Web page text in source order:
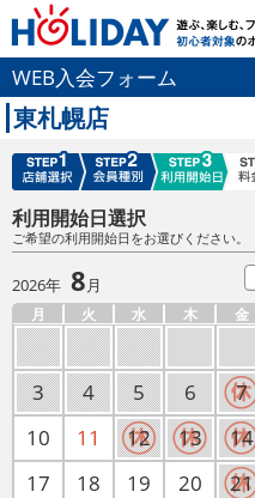
WEB入会フォーム
東札幌店
利用開始日選択
ご希望の利用開始日をお選びください。
2026年 8月
月 火 水 木 金
3
4 5 6 7
10
11 12 13 14
17
18 19 20 21